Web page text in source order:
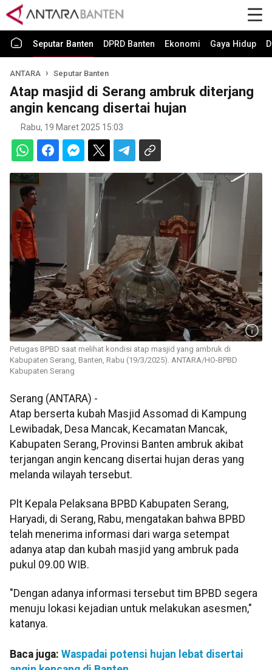
Seputar Banten DPRD Banten Ekonomi Gaya Hidup
ANTARA Seputar Banten
Atap masjid di Serang ambruk diterjang
angin kencang disertai hujan
Rabu, 19 Maret 2025 15:03
Petugas BPBD saat melihat kondisi atap masjid yang ambruk di
Kabupaten Serang, Banten, Rabu (19/3/2025). ANTARA/HO-BPBD
Kabupaten Serang
Serang (ANTARA) -
Atap berserta kubah Masjid Assomad di Kampung
Lewibadak, Desa Mancak, Kecamatan Mancak,
Kabupaten Serang, Provinsi Banten ambruk akibat
terjangan angin kencang disertai hujan deras yang
melanda wilayah tersebut.
Plt Kepala Pelaksana BPBD Kabupaten Serang,
Haryadi, di Serang, Rabu, mengatakan bahwa BPBD
telah menerima informasi dari warga setempat
adanya atap dan kubah masjid yang ambruk pada
pukul 09.00 WIB.
"Dengan adanya informasi tersebut tim BPBD segera
menuju lokasi kejadian untuk melakukan asesmen,"
katanya.
Baca juga: Waspadai potensi hujan lebat disertai